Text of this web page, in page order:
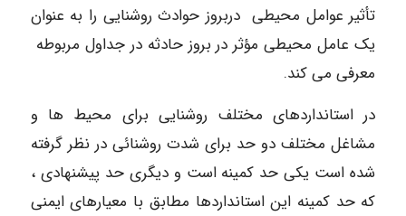
تأثیر عوامل محیطی دربروز حوادث روشنایی را به عنوان
یک عامل محیطی مؤثر در بروز حادثه در جداول مربوطه
معرفی می کند.
در استانداردهای مختلف روشنایی برای محیط ها و
مشاغل مختلف دو حد برای شدت روشنائی در نظر گرفته
شده است یکی حد کمینه است و دیگری حد پیشنهادی ،
که حد کمینه این استانداردها مطابق با معیارهای ایمنی